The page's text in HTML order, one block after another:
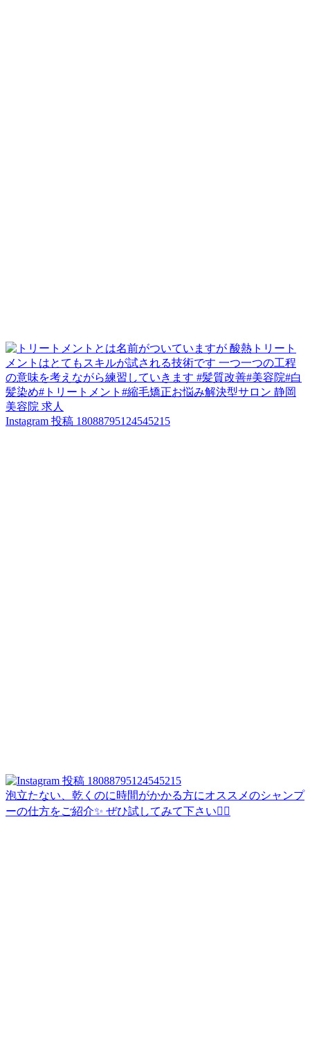
Instagram 投稿 18088795124545215
泡立たない、乾くのに時間がかかる方にオススメのシャンプ
ーの仕方をご紹介✨ ぜひ試してみて下さい🙇‍♀